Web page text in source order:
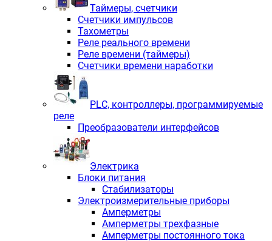
Таймеры, счетчики
Счетчики импульсов
Тахометры
Реле реального времени
Реле времени (таймеры)
Счетчики времени наработки
PLС, контроллеры, программируемые
реле
Преобразователи интерфейсов
Электрика
Блоки питания
Стабилизаторы
Электроизмерительные приборы
Амперметры
Амперметры трехфазные
Амперметры постоянного тока